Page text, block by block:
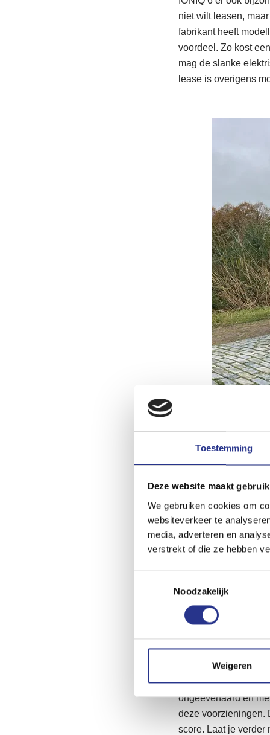
Toestemming
Deze website maakt
We gebruiken cookies om
websiteverkeer te
media, adverteren en
verstrekt of die ze hebben
Noodzakelijk
Weigeren
niet wilt leasen,
fabrikant heeft
voordeel. Zo kost
mag de slanke
lease is overigens
Tesla Model Y
Een tweede
middelgrote
je meer uitrusting
hartje begeert. Toch
interessante auto.
laden. In een test
meerijdend. Voor
totale bagageruimte
Hoe dan ook
Tesla
je bent altijd zo
perfect. De
ongeëvenaard en
deze voorzieningen.
score. Laat je verder